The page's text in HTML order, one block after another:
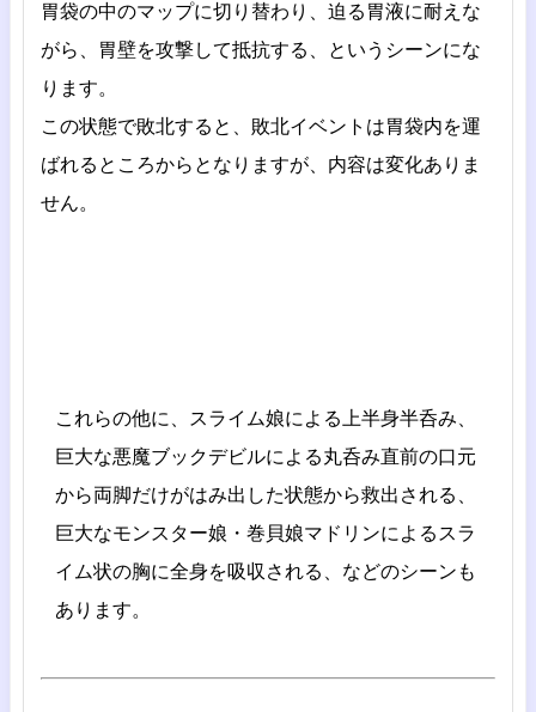
胃袋の中のマップに切り替わり、迫る胃液に耐えな
がら、胃壁を攻撃して抵抗する、というシーンにな
ります。
この状態で敗北すると、敗北イベントは胃袋内を運
ばれるところからとなりますが、内容は変化ありま
せん。
これらの他に、スライム娘による上半身半呑み、
巨大な悪魔ブックデビルによる丸呑み直前の口元
から両脚だけがはみ出した状態から救出される、
巨大なモンスター娘・巻貝娘マドリンによるスラ
イム状の胸に全身を吸収される、などのシーンも
あります。